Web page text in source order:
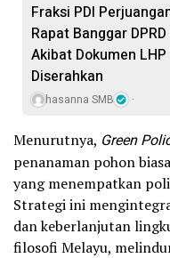
Fraksi PDI
Rapat Banggar
Akibat Dokumen
Diserahkan
hasanna SMB
Menurutnya, Green
penanaman pohon
yang menempatkan
Strategi ini
dan keberlanjutan
filosofi Melayu,